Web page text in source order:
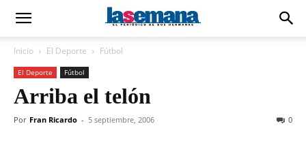
Inicio El Deporte Fútbol
El Deporte Fútbol
Arriba el telón
Por Fran Ricardo - 5 septiembre, 2006 0